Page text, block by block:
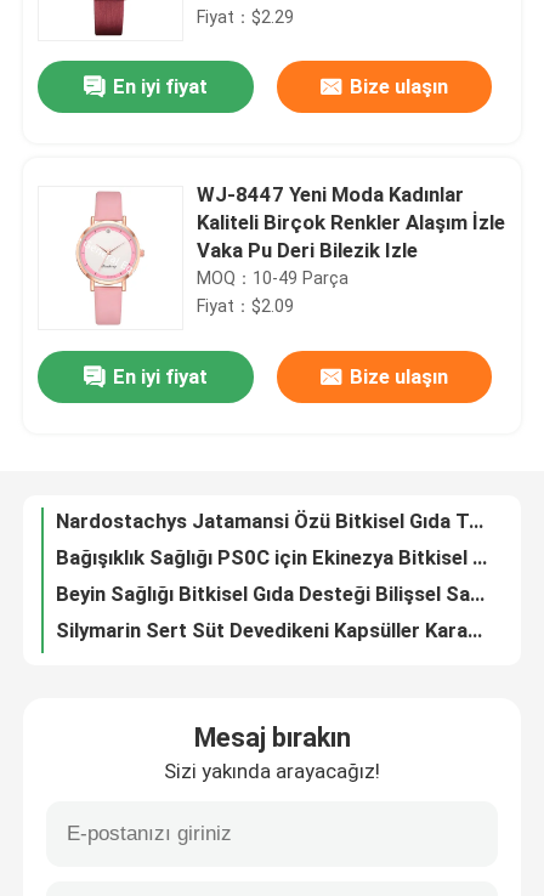
Ürün:% s
Hakkımızda
Bizimle iletişime geçin
Haberler
Fiyat：$2.29
En iyi fiyat Bize ulaşın
WJ-8447 Yeni Moda Kadınlar
Kaliteli Birçok Renkler Alaşım İzle
Vaka Pu Deri Bilezik Izle
MOQ：10-49 Parça
Fiyat：$2.09
En iyi fiyat Bize ulaşın
Bağışıklık Sağlığı PS0C için Ekinezya Bitkisel Gıda Takviyesi Softgel eşit
Beyin Sağlığı Bitkisel Gıda Desteği Bilişsel Sağlığı Destekler PT29
Silymarin Sert Süt Devedikeni Kapsüller Karaciğer Sağlık Silydianin Ve Silychristin PC2K
OEM ODM Kore Ginseng Tablet, Enerji Stresine Gıda Dönüştürme PT1Q&#39;üne Yardımcı Olur
Mesaj bırakın
Sizi yakında arayacağız!